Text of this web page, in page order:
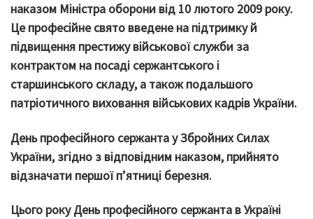
наказом Міністра оборони від 10 лютого 2009 року.
Це професійне свято введене на підтримку й
підвищення престижу військової служби за
контрактом на посаді сержантського і
старшинського складу, а також подальшого
патріотичного виховання військових кадрів України.
День професійного сержанта у Збройних Силах
України, згідно з відповідним наказом, прийнято
відзначати першої п’ятниці березня.
Цього року День професійного сержанта в Україні